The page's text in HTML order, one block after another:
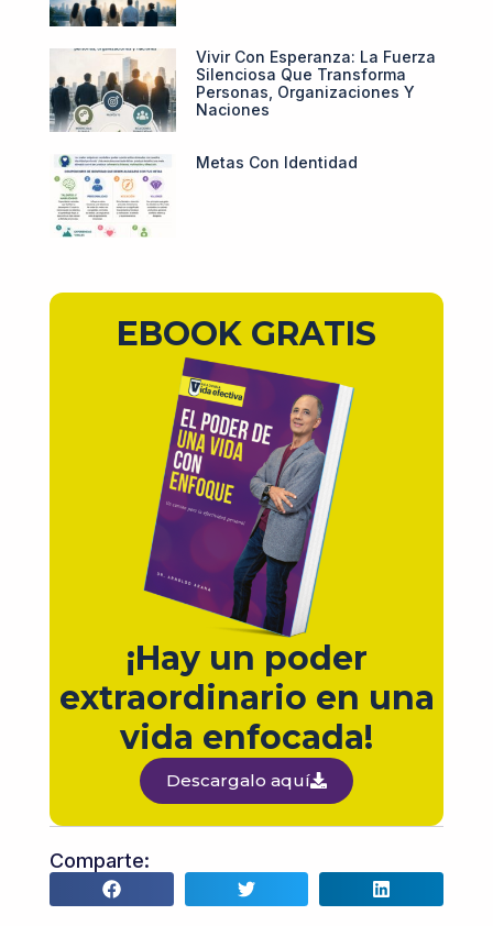
Vivir Con Esperanza: La Fuerza
Silenciosa Que Transforma
Personas, Organizaciones Y
Naciones
Metas Con Identidad
EBOOK GRATIS
¡Hay un poder
extraordinario en una
vida enfocada!
Descargalo aquí
Comparte: